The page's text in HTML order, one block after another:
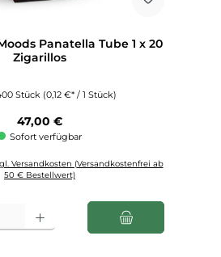
Panatella Tube 1 x 20
Zigarillos
Stück (0,12 €* / 1 Stück)
Regulärer Preis:
47,00 €
Sofort verfügbar
Versandkosten (Versandkostenfrei ab
50 € Bestellwert)
den gewünschten Wert ein oder benutze die